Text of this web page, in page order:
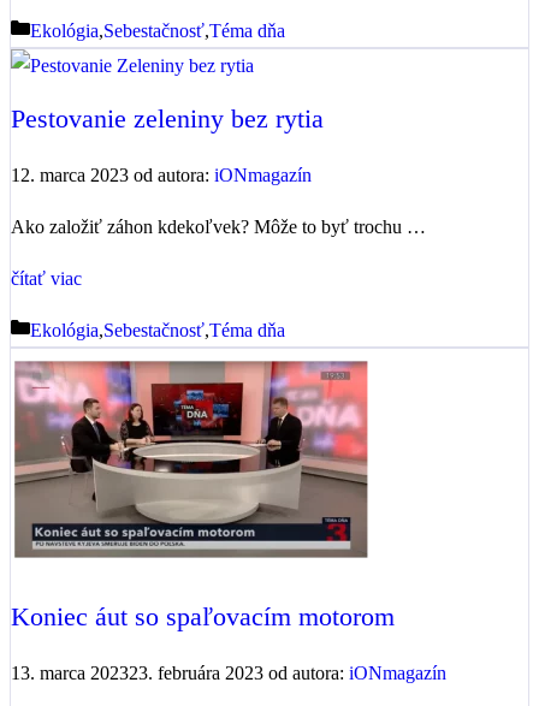
Kategórie
Ekológia,Sebestačnosť,Téma dňa
Pestovanie zeleniny bez rytia
12. marca 2023 od autora: iONmagazín
Ako založiť záhon kdekoľvek? Môže to byť trochu …
čítať viac
Kategórie
Ekológia,Sebestačnosť,Téma dňa
Koniec áut so spaľovacím motorom
13. marca 202323. februára 2023 od autora: iONmagazín